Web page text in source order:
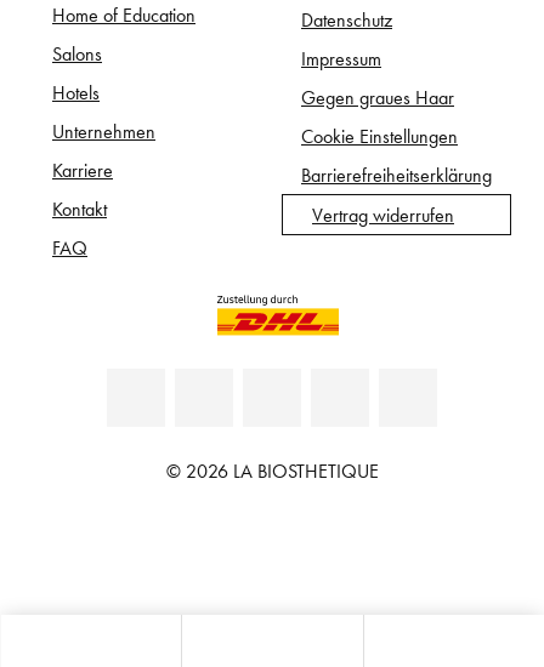
Home of Education
Salons
Hotels
Unternehmen
Karriere
Kontakt
FAQ
Datenschutz
Impressum
Gegen graues Haar
Cookie Einstellungen
Barrierefreiheitserklärung
Vertrag widerrufen
© 2026 LA BIOSTHETIQUE